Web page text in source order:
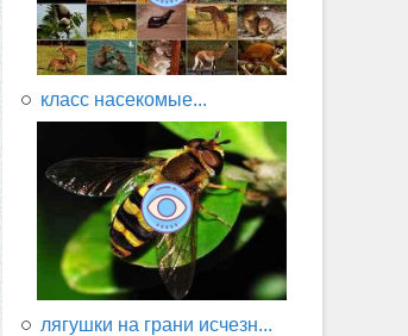
класс насекомые...
лягушки на грани исчезн...